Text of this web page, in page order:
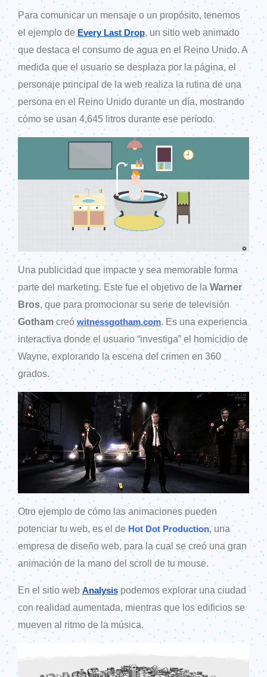
Para comunicar un mensaje o un propósito, tenemos
el ejemplo de Every Last Drop, un sitio web animado
que destaca el consumo de agua en el Reino Unido. A
medida que el usuario se desplaza por la página, el
personaje principal de la web realiza la rutina de una
persona en el Reino Unido durante un día, mostrando
cómo se usan 4,645 litros durante ese período.
Una publicidad que impacte y sea memorable forma
parte del marketing. Este fue el objetivo de la Warner
Bros, que para promocionar su serie de televisión
Gothamcreó witnessgotham.com. Es una experiencia
interactiva donde el usuario “investiga” el homicidio de
Wayne, explorando la escena del crimen en 360
grados.
Otro ejemplo de cómo las animaciones pueden
potenciar tu web, es el deHot Dot Production, una
empresa de diseño web, para la cual se creó una gran
animación de la mano del scroll de tu mouse.
En el sitio webAnalysispodemos explorar una ciudad
con realidad aumentada, mientras que los edificios se
mueven al ritmo de la música.